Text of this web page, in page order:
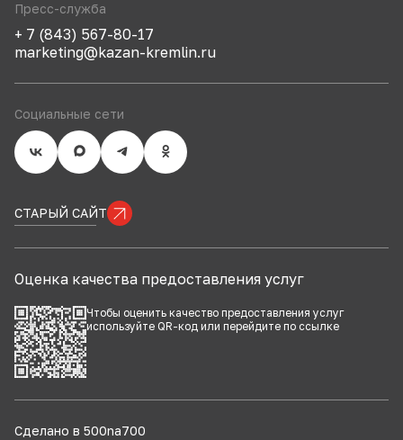
Пресс-служба
+ 7 (843) 567-80-17
marketing@kazan-kremlin.ru
Социальные сети
СТАРЫЙ САЙТ
Оценка качества предоставления услуг
Чтобы оценить качество предоставления услуг
используйте QR-код или перейдите по ссылке
Сделано в 500na700